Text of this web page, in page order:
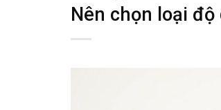
Nên chọn loại